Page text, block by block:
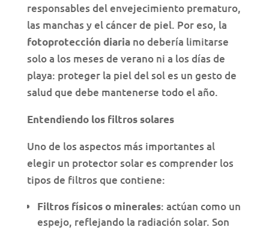
responsables del envejecimiento prematuro,
las manchas y el cáncer de piel. Por eso, la
fotoprotección diariano debería limitarse
solo a los meses de verano ni a los días de
playa: proteger la piel del sol es un gesto de
salud que debe mantenerse todo el año.
Entendiendo los filtros solares
Uno de los aspectos más importantes al
elegir un protector solar es comprender los
tipos de filtros que contiene:
Filtros físicos o minerales: actúan como un
espejo, reflejando la radiación solar. Son